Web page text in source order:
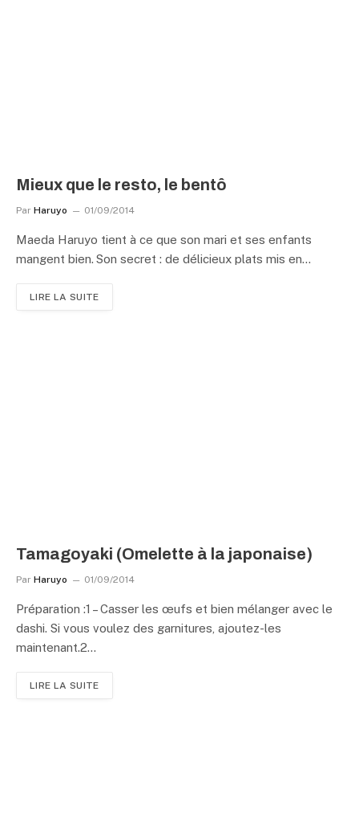
Mieux que le resto, le bentô
Par Haruyo 01/09/2014
Maeda Haruyo tient à ce que son mari et ses enfants
mangent bien. Son secret : de délicieux plats mis en…
LIRE LA SUITE
Tamagoyaki (Omelette à la japonaise)
Par Haruyo 01/09/2014
Préparation :1 – Casser les œufs et bien mélanger avec le
dashi. Si vous voulez des garnitures, ajoutez-les
maintenant.2…
LIRE LA SUITE